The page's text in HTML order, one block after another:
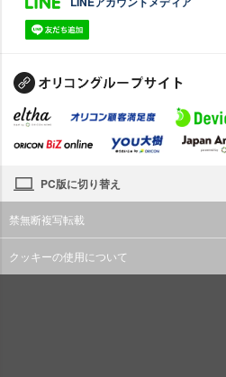
PC版に切り替え
禁無断複写転載
クッキーの使用について